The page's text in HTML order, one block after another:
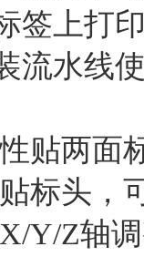
签上打
流水线
贴两面
标头，
Y/Z轴